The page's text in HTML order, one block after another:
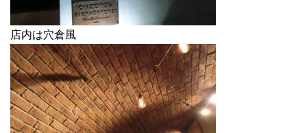
店内は穴倉風